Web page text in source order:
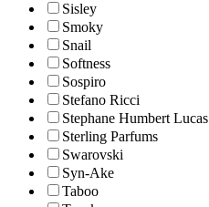
Sisley
Smoky
Snail
Softness
Sospiro
Stefano Ricci
Stephane Humbert Lucas
Sterling Parfums
Swarovski
Syn-Ake
Taboo